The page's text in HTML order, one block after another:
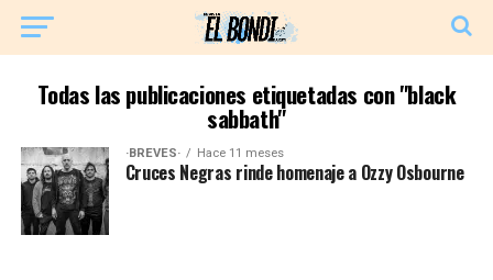
Todas las publicaciones etiquetadas con "black
sabbath"
·BREVES· Hace 11 meses
Cruces Negras rinde homenaje a Ozzy Osbourne